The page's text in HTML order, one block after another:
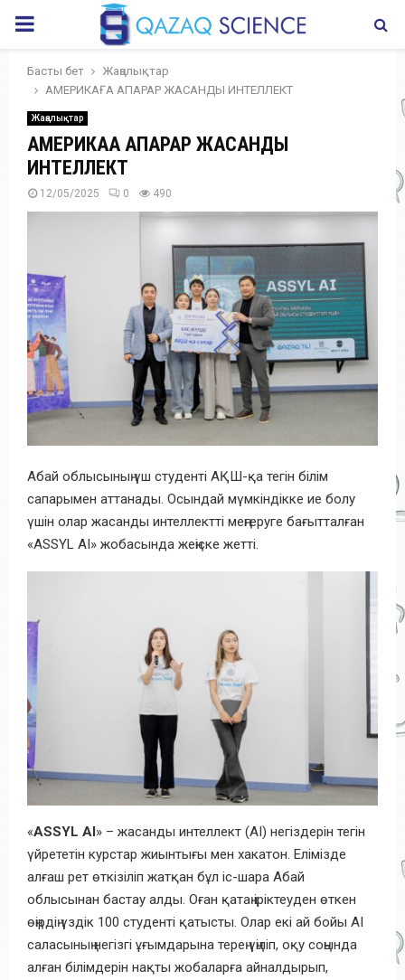
PRIMARY
MENU
Басты бет
Жаңалықтар
АМЕРИКАҒА АПАРАР ЖАСАНДЫ ИНТЕЛЛЕКТ
Жаңалықтар
АМЕРИКАҒА АПАРАР ЖАСАНДЫ
ИНТЕЛЛЕКТ
12/05/2025 0 490
Абай облысының үш студенті АҚШ-қа тегін білім
сапарымен аттанады. Осындай мүмкіндікке ие болу
үшін олар жасанды интеллектті меңгеруге бағытталған
«ASSYL AI» жобасында жеңіске жетті.
«ASSYL AI» – жасанды интеллект (AI) негіздерін тегін
үйрететін курстар жиынтығы мен хакатон. Елімізде
алғаш рет өткізіліп жатқан бұл іс-шара Абай
облысынан бастау алды. Оған қатаң іріктеуден өткен
өңірдің үздік 100 студенті қатысты. Олар екі ай бойы AI
саласының негізгі ұғымдарына терең үңіліп, оқу соңында
алған білімдерін нақты жобаларға айналдырып,